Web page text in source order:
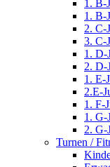
1. B-
1. B-
2. C-
3. C-
1. D-
2. D-
1. E-
2.E-
1. F-
1. G-
2. G-
Turnen /